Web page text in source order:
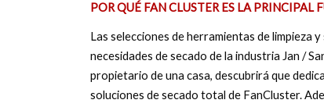
POR QUÉ FAN CLUSTER ES LA
Las selecciones de herramientas de limpieza
necesidades de secado de la industria Jan /
propietario de una casa, descubrirá que
soluciones de secado total de FanCluster.